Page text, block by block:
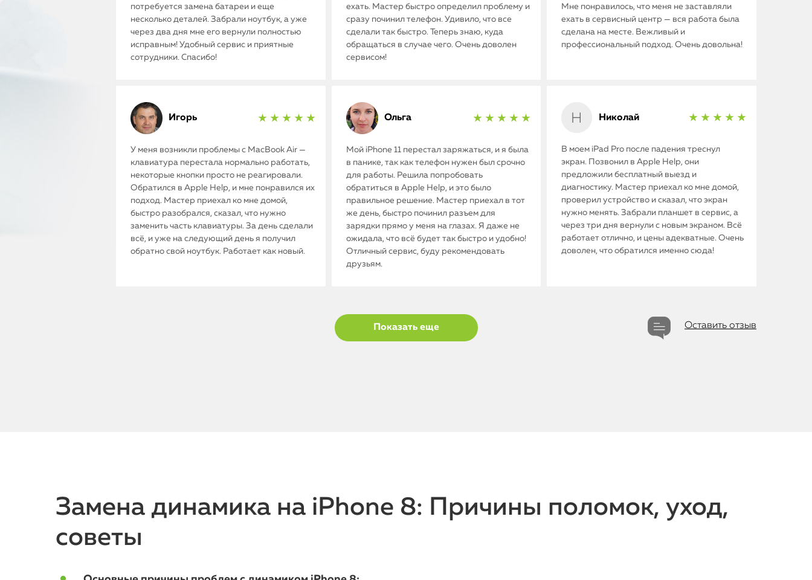
iPad
iMac
Статьи
потребуется замена батареи и еще
несколько деталей. Забрали ноутбук, а уже
через два дня мне его вернули полностью
исправным! Удобный сервис и приятные
сотрудники. Спасибо!
ехать. Мастер быстро определил проблему и
сразу починил телефон. Удивило, что все
сделали так быстро. Теперь знаю, куда
обращаться в случае чего. Очень доволен
сервисом!
Мне понравилось, что меня не заставляли
ехать в сервисный центр — вся работа была
сделана на месте. Вежливый и
профессиональный подход. Очень довольна!
Игорь ★ ★ ★ ★ ★
У меня возникли проблемы с MacBook Air —
клавиатура перестала нормально работать,
некоторые кнопки просто не реагировали.
Обратился в Apple Help, и мне понравился их
подход. Мастер приехал ко мне домой,
быстро разобрался, сказал, что нужно
заменить часть клавиатуры. За день сделали
всё, и уже на следующий день я получил
обратно свой ноутбук. Работает как новый.
Ольга ★ ★ ★ ★ ★
Мой iPhone 11 перестал заряжаться, и я была
в панике, так как телефон нужен был срочно
для работы. Решила попробовать
обратиться в Apple Help, и это было
правильное решение. Мастер приехал в тот
же день, быстро починил разъем для
зарядки прямо у меня на глазах. Я даже не
ожидала, что всё будет так быстро и удобно!
Отличный сервис, буду рекомендовать
друзьям.
Николай ★ ★ ★ ★ ★
В моем iPad Pro после падения треснул
экран. Позвонил в Apple Help, они
предложили бесплатный выезд и
диагностику. Мастер приехал ко мне домой,
проверил устройство и сказал, что экран
нужно менять. Забрали планшет в сервис, а
через три дня вернули с новым экраном. Всё
работает отлично, и цены адекватные. Очень
доволен, что обратился именно сюда!
Показать еще Оставить отзыв
Замена динамика на iPhone 8: Причины поломок, уход,
советы